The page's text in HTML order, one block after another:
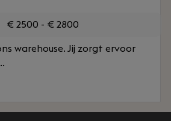
€ 2500 - € 2800
warehouse. Jij zorgt ervoor